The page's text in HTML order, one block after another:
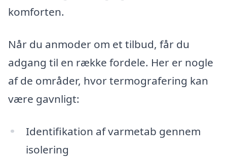
komforten.
Når du anmoder om et tilbud, får du
adgang til en række fordele. Her er nogle
af de områder, hvor termografering kan
være gavnligt:
Identifikation af varmetab gennem
isolering